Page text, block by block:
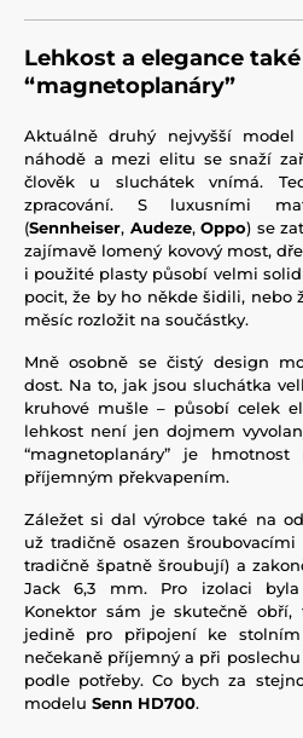
Lehkost a elegance
“magnetoplanáry”
Aktuálně druhý nejvyšší model
náhodě a mezi elitu se snaží
člověk u sluchátek vnímá.
zpracování. S luxusními
(Sennheiser, Audeze, Oppo) se
zajímavě lomený kovový most,
i použité plasty působí velmi
pocit, že by ho někde šidili, nebo
měsíc rozložit na součástky.
Mně osobně se čistý design
dost. Na to, jak jsou sluchátka
kruhové mušle – působí celek
lehkost není jen dojmem
“magnetoplanáry” je
příjemným překvapením.
Záležet si dal výrobce také na
už tradičně osazen
tradičně špatně šroubují) a
Jack 6,3 mm. Pro izolaci
Konektor sám je skutečně
jedině pro připojení ke
nečekaně příjemný a při
podle potřeby. Co bych za
modelu Senn HD700.